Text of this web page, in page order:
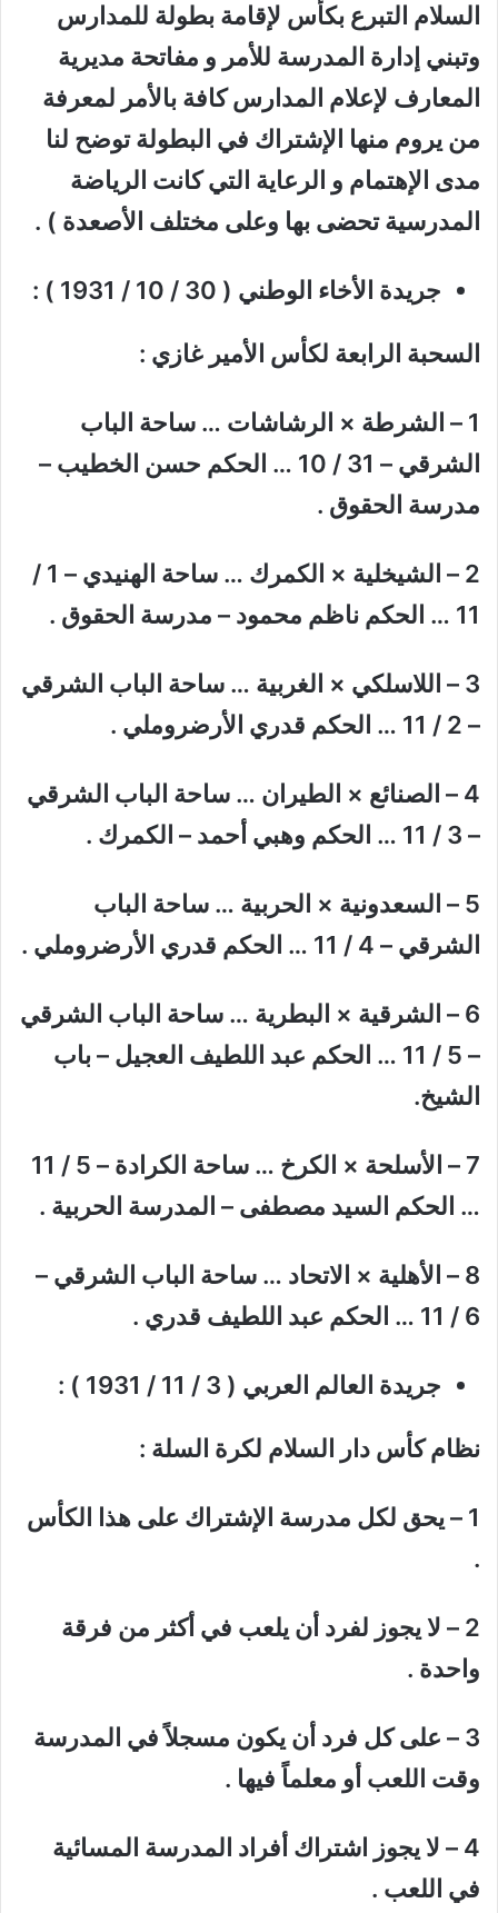
السلام التبرع بكأس لإقامة بطولة للمدارس
وتبني إدارة المدرسة للأمر و مفاتحة مديرية
المعارف لإعلام المدارس كافة بالأمر لمعرفة
من يروم منها الإشتراك في البطولة توضح لنا
مدى الإهتمام و الرعاية التي كانت الرياضة
المدرسية تحضى بها وعلى مختلف الأصعدة ) .
جريدة الأخاء الوطني ( 30 / 10 / 1931 ) :
السحبة الرابعة لكأس الأمير غازي :
1 – الشرطة × الرشاشات … ساحة الباب
الشرقي – 31 / 10 … الحكم حسن الخطيب –
مدرسة الحقوق .
2 – الشيخلية × الكمرك … ساحة الهنيدي – 1 /
11 … الحكم ناظم محمود – مدرسة الحقوق .
3 – اللاسلكي × الغربية … ساحة الباب الشرقي
– 2 / 11 … الحكم قدري الأرضروملي .
4 – الصنائع × الطيران … ساحة الباب الشرقي
– 3 / 11 … الحكم وهبي أحمد – الكمرك .
5 – السعدونية × الحربية … ساحة الباب
الشرقي – 4 / 11 … الحكم قدري الأرضروملي .
6 – الشرقية × البطرية … ساحة الباب الشرقي
– 5 / 11 … الحكم عبد اللطيف العجيل – باب
الشيخ.
7 – الأسلحة × الكرخ … ساحة الكرادة – 5 / 11
… الحكم السيد مصطفى – المدرسة الحربية .
8 – الأهلية × الاتحاد … ساحة الباب الشرقي –
6 / 11 … الحكم عبد اللطيف قدري .
جريدة العالم العربي ( 3 / 11 / 1931 ) :
نظام كأس دار السلام لكرة السلة :
1 – يحق لكل مدرسة الإشتراك على هذا الكأس
.
2 – لا يجوز لفرد أن يلعب في أكثر من فرقة
واحدة .
3 – على كل فرد أن يكون مسجلاً في المدرسة
وقت اللعب أو معلماً فيها .
4 – لا يجوز اشتراك أفراد المدرسة المسائية
في اللعب .